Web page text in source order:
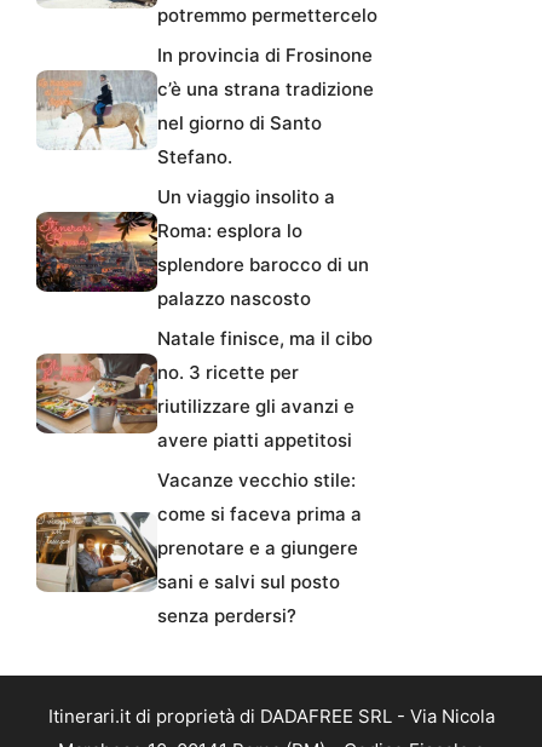
potremmo permettercelo
In provincia di Frosinone
c’è una strana tradizione
nel giorno di Santo
Stefano.
Un viaggio insolito a
Roma: esplora lo
splendore barocco di un
palazzo nascosto
Natale finisce, ma il cibo
no. 3 ricette per
riutilizzare gli avanzi e
avere piatti appetitosi
Vacanze vecchio stile:
come si faceva prima a
prenotare e a giungere
sani e salvi sul posto
senza perdersi?
Itinerari.it di proprietà di DADAFREE SRL - Via Nicola